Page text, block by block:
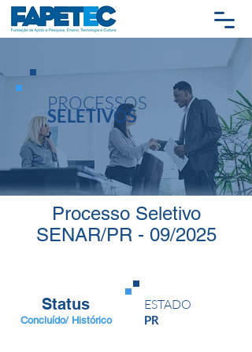
SELETIVOS
PROCESSOS
Processo Seletivo
SENAR/PR - 09/2025
Status
Concluído/ Histórico
ESTADO
PR